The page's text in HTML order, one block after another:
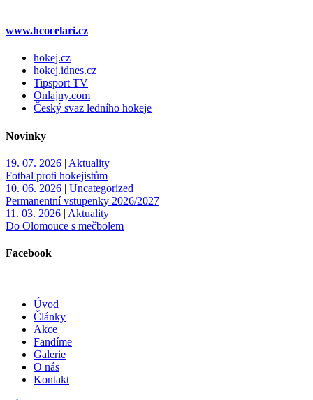
www.hcocelari.cz
hokej.cz
hokej.idnes.cz
Tipsport TV
Onlajny.com
Český svaz ledního hokeje
Novinky
19. 07. 2026 | Aktuality
Fotbal proti hokejistům
10. 06. 2026 | Uncategorized
Permanentní vstupenky 2026/2027
11. 03. 2026 | Aktuality
Do Olomouce s mečbolem
Facebook
Úvod
Články
Akce
Fandíme
Galerie
O nás
Kontakt